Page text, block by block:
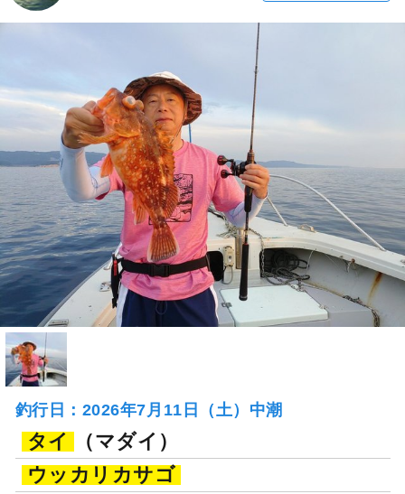
釣行日：2026年7月11日（土）中潮
タイ
（マダイ）
ウッカリカサゴ